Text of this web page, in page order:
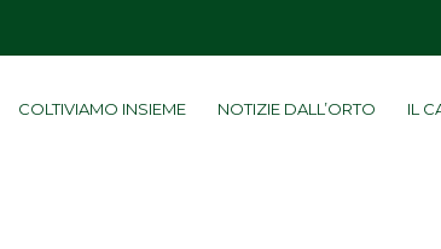
COLTIVIAMO INSIEME NOTIZIE DALL’ORTO IL